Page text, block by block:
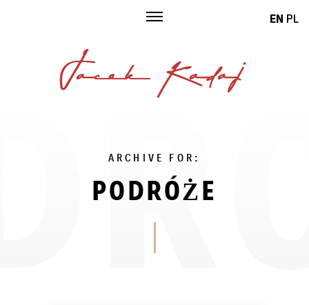
ARCHIVE FOR:
PODRÓŻE
EN PL